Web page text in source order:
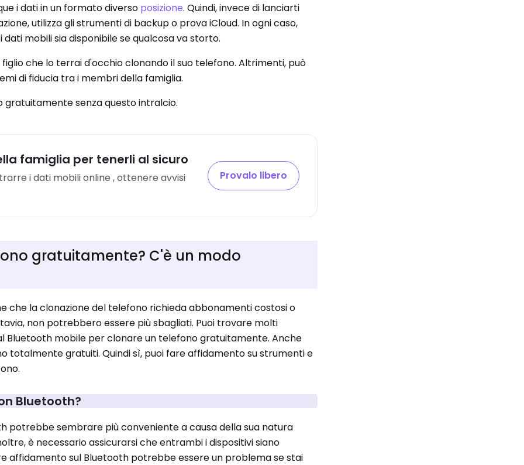
i dati in un formato diverso posizione. Quindi, invece di lanciarti
utilizza gli strumenti di backup o prova iCloud. In ogni caso,
mobili sia disponibile se qualcosa va storto.
che lo terrai d'occhio clonando il suo telefono. Altrimenti, può
di fiducia tra i membri della famiglia.
senza questo intralcio.
famiglia per tenerli al sicuro
i dati mobili online , ottenere avvisi Provalo libero
gratuitamente? C'è un modo
che la clonazione del telefono richieda abbonamenti costosi o
non potrebbero essere più sbagliati. Puoi trovare molti
Bluetooth mobile per clonare un telefono gratuitamente. Anche
totalmente gratuiti. Quindi sì, puoi fare affidamento su strumenti e
Bluetooth?
potrebbe sembrare più conveniente a causa della sua natura
è necessario assicurarsi che entrambi i dispositivi siano
affidamento sul Bluetooth potrebbe essere un problema se stai